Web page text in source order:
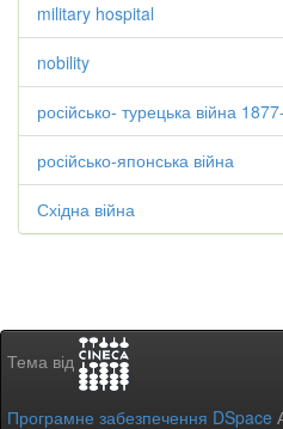
military hospital
nobility
російсько- турецька війна
російсько-японська війна
Східна війна
Тема від
Програмне забезпечення DSpace